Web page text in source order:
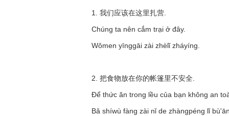
1. 我们应该在这里扎营.
Chúng ta nên cắm trại ở đây.
Wǒmen yīnggāi zài zhèlǐ zháyíng.
2. 把食物放在你的帐篷里不安全.
Để thức ăn trong lều của bạn không an
Bǎ shíwù fàng zài nǐ de zhàngpéng lǐ